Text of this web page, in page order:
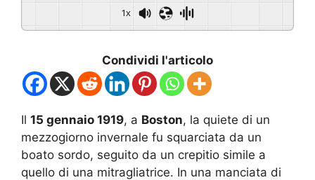
1x
Condividi l'articolo
Il 15 gennaio 1919, a Boston, la quiete di un
mezzogiorno invernale fu squarciata da un
boato sordo, seguito da un crepitio simile a
quello di una mitragliatrice. In una manciata di